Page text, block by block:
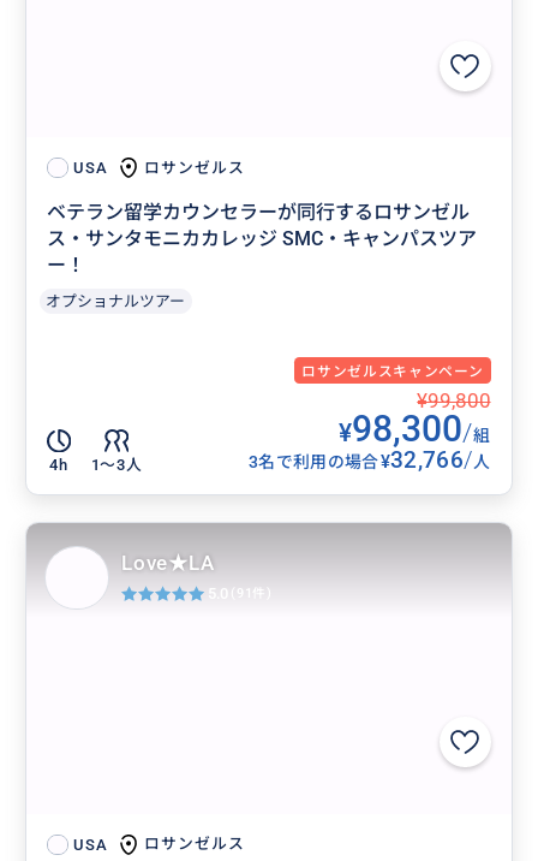
USA ロサンゼルス
ベテラン留学カウンセラーが同行するロサンゼル
ス・サンタモニカカレッジ SMC・キャンパスツア
ー！
オプショナルツアー
ロサンゼルスキャンペーン
4h 1〜3人
¥99,800
¥98,300/組
3名で利用の場合¥32,766/人
USA ロサンゼルス
Love★LA
5.0 (91件)